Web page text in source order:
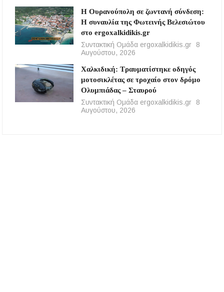
Η Ουρανούπολη σε ζωντανή σύνδεση:
Η συναυλία της Φωτεινής Βελεσιώτου
στο ergoxalkidikis.gr
Συντακτική Ομάδα ergoxalkidikis.gr
8
Αυγούστου, 2026
Χαλκιδική: Τραυματίστηκε οδηγός
μοτοσικλέτας σε τροχαίο στον δρόμο
Ολυμπιάδας – Σταυρού
Συντακτική Ομάδα ergoxalkidikis.gr
8
Αυγούστου, 2026